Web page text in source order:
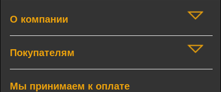
О компании
Покупателям
Мы принимаем к оплате